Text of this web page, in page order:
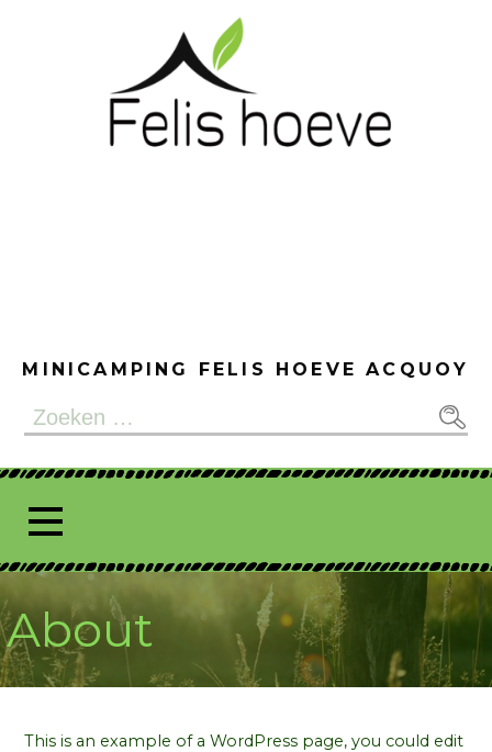
MINICAMPING FELIS HOEVE ACQUOY
Zoeken
naar:
About
This is an example of a WordPress page, you could edit